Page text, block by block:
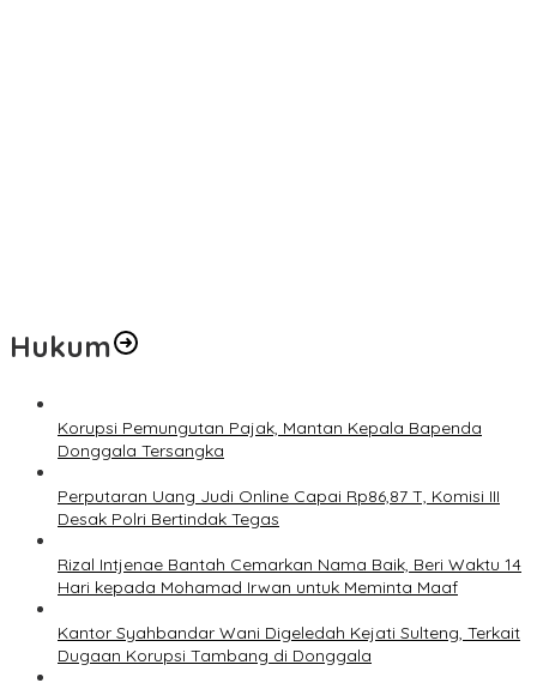
Hukum
Korupsi Pemungutan Pajak, Mantan Kepala Bapenda
Donggala Tersangka
Perputaran Uang Judi Online Capai Rp86,87 T, Komisi III
Desak Polri Bertindak Tegas
Rizal Intjenae Bantah Cemarkan Nama Baik, Beri Waktu 14
Hari kepada Mohamad Irwan untuk Meminta Maaf
Kantor Syahbandar Wani Digeledah Kejati Sulteng, Terkait
Dugaan Korupsi Tambang di Donggala